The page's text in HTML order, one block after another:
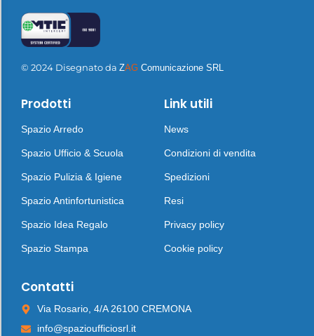
© 2024 Disegnato da ZAG Comunicazione SRL
Prodotti
Spazio Arredo
Spazio Ufficio & Scuola
Spazio Pulizia & Igiene
Spazio Antinfortunistica
Spazio Idea Regalo
Spazio Stampa
Link utili
News
Condizioni di vendita
Spedizioni
Resi
Privacy policy
Cookie policy
Contatti
Via Rosario, 4/A 26100 CREMONA
info@spazioufficiosrl.it